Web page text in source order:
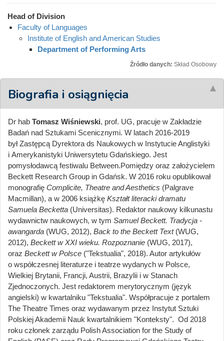
Head of Division
Faculty of Languages
Institute of English and American Studies
Department of Performing Arts
Źródło danych: Skład Osobowy
Biografia i osiągnięcia
Dr hab Tomasz Wiśniewski, prof. UG, pracuje w Zakładzie
Badań nad Sztukami Scenicznymi. W latach 2016-2019
był Zastępcą Dyrektora ds Naukowych w Instytucie Anglistyki
i Amerykanistyki Uniwersytetu Gdańskiego. Jest
pomysłodawcą festiwalu Between.Pomiędzy oraz założycielem
Beckett Research Group in Gdańsk. W 2016 roku opublikował
monografię Complicite, Theatre and Aesthetics (Palgrave
Macmillan), a w 2006 książkę Kształt literacki dramatu
Samuela Becketta (Universitas). Redaktor naukowy kilkunastu
wydawnictw naukowych, w tym Samuel Beckett. Tradycja -
awangarda (WUG, 2012), Back to the Beckett Text (WUG,
2012), Beckett w XXI wieku. Rozpoznanie (WUG, 2017),
oraz Beckett w Polsce ("Tekstualia", 2018). Autor artykułów
o współczesnej literaturze i teatrze wydanych w Polsce,
Wielkiej Brytanii, Francji, Austrii, Brazylii i w Stanach
Zjednoczonych. Jest redaktorem merytorycznym (język
angielski) w kwartalniku "Tekstualia". Współpracuje z portalem
The Theatre Times oraz wydawanym przez Instytut Sztuki
Polskiej Akademii Nauk kwartalnikiem "Konteksty". Od 2018
roku członek zarządu Polish Association for the Study of